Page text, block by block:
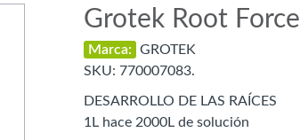
Grotek Root Force
Marca:
GROTEK
SKU: 770007083.
DESARROLLO DE LAS RAÍCES
1L hace 2000L de solución